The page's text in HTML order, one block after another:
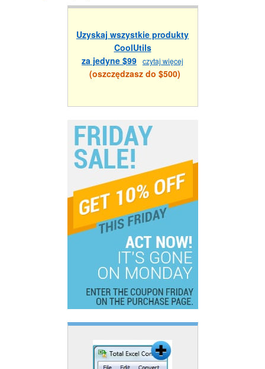
Uzyskaj wszystkie produkty
CoolUtils
za jedyne $99 czytaj więcej
(oszczędzasz do $500)